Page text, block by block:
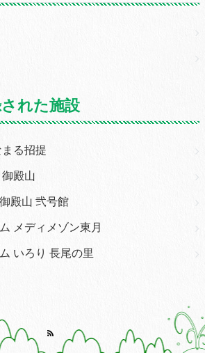
れた施設
る招提
殿山
殿山 弐号館
メディメゾン東月
いろり 長尾の里